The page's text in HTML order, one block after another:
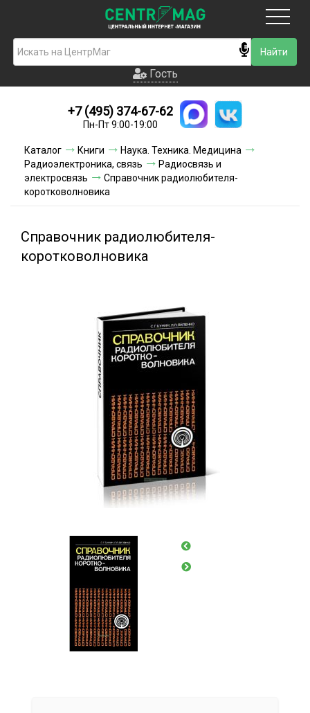
Гость
Новинки
Условия доставки
Условия оплаты
Акции и скидки
Гость
+7 (495) 374-67-62
Пн-Пт 9:00-19:00
Каталог Книги
Наука. Техника. Медицина
Радиоэлектроника, связь
Радиосвязь и
электросвязь
Справочник радиолюбителя-
коротковолновика
Справочник радиолюбителя-
коротковолновика